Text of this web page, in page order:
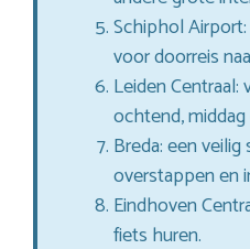
Schiphol
voor doorreis
Leiden
ochtend,
Breda: een
overstappen en
Eindhoven
fiets huren.